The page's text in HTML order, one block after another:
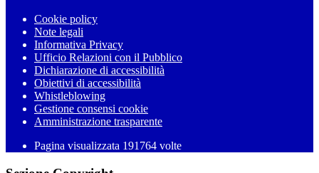
Cookie policy
Note legali
Informativa Privacy
Ufficio Relazioni con il Pubblico
Dichiarazione di accessibilità
Obiettivi di accessibilità
Whistleblowing
Gestione consensi cookie
Amministrazione trasparente
Pagina visualizzata 191764 volte